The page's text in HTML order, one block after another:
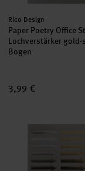
Hersteller:
Rico Design
Paper Poetry Office
Lochverstärker gold-
Bogen
3,99 €
Paper Poetry